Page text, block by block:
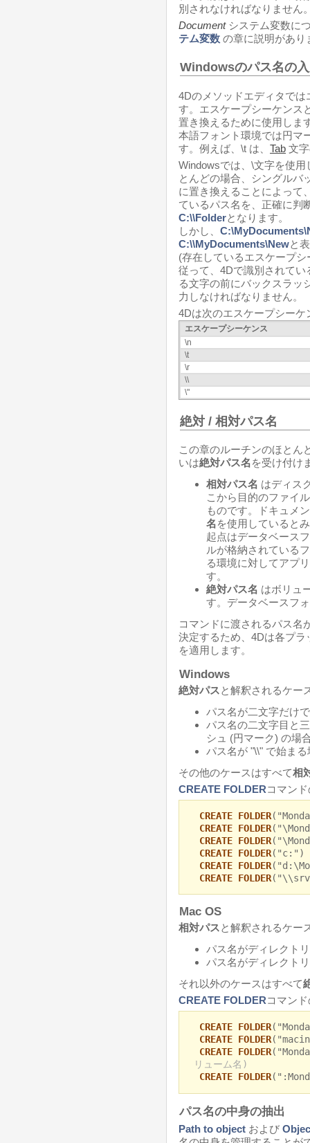
別されなければなりません
Documentシステム変数に
テム変数 の章に説明があり
Windowsのパス名の
4Dのメソッドエディタで
す。エスケープシーケンス
置き換えるために使用しま
本語フォント環境では円マ
す。例えば、\t は、 Tab 文
Windowsでは、\文字を使
とんどの場合、シングルバ
に置き換えることによって
ているパス名を、正確に判
C:\\Folderとなります。
しかし、
C:\\MyDocuments\Newと
(存在しているエスケープ
従って、4Dで識別されて
る文字の前にバックスラッ
力しなければなりません。
4Dは次のエスケープシーケ
エスケープシーケンス
\n
\t
\r
\\
\"
絶対 / 相対パス名
この章のルーチンのほとん
いは絶対パス名を受け付け
相対パス名 はディス
こから目的のファイ
ものです。ドキュメ
名を使用していると
起点はデータベース
ルが格納されている
る環境に対してアプ
す。
絶対パス名 はボリュ
す。データベースフ
コマンドに渡されるパス名
決定するため、4Dは各プ
を適用します。
Windows
絶対パスと解釈されるケー
パス名が二文字だけ
パス名の二文字目と
シュ (円マーク) の場
パス名が "\\" で始まる
その他のケースはすべて相
CREATE FOLDERコマン
CREATE FOLDER
CREATE FOLDER
CREATE FOLDER
CREATE FOLDER("c:")
CREATE FOLDER
CREATE FOLDER
Mac OS
相対パスと解釈されるケー
パス名がディレクト
パス名がディレクト
それ以外のケースはすべて
CREATE FOLDERコマン
CREATE FOLDER
CREATE FOLDER
CREATE FOLDER
リューム名)
CREATE FOLDER
パス名の中身の抽出
Path to object および